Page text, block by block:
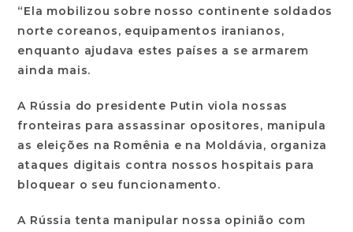
“Ela mobilizou sobre nosso continente soldados
norte coreanos, equipamentos iranianos,
enquanto ajudava estes países a se armarem
ainda mais.
A Rússia do presidente Putin viola nossas
fronteiras para assassinar opositores, manipula
as eleições na Romênia e na Moldávia, organiza
ataques digitais contra nossos hospitais para
bloquear o seu funcionamento.
A Rússia tenta manipular nossa opinião com